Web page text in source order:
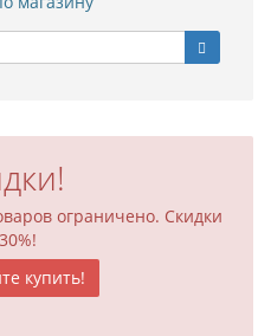
ограничено. Скидки
купить!